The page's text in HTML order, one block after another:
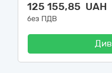
125 155,85 UAH
без ПДВ